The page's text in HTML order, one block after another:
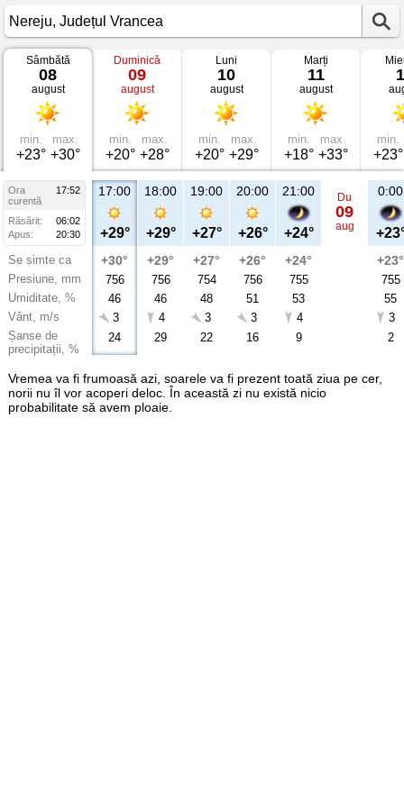
Vremea
Nereju
Județul
Vrancea
Sâmbătă
08
august
min.
+23°
max.
+30°
Duminică
09
august
min.
+20°
max.
+28°
Luni
10
august
min.
+20°
max.
+29°
Marți
11
august
min.
+18°
max.
+33°
min.
+23°
Ora
17:52
curentă
Răsărit:
06:02
Apus:
20:30
Se simte ca
Presiune, mm
Umiditate, %
Vânt, m/s
Șanse de
precipitații, %
17:00
+29°
+30°
756
46
3
24
18:00
+29°
+29°
756
46
4
29
19:00
+27°
+27°
754
48
3
22
20:00
+26°
+26°
756
51
3
16
21:00
+24°
+24°
755
53
4
9
Du
09
aug
0:00
+23°
755
55
3
2
Vremea va fi frumoasă azi, soarele va fi prezent toată ziua pe cer,
norii nu îl vor acoperi deloc. În această zi nu există nicio
probabilitate să avem ploaie.